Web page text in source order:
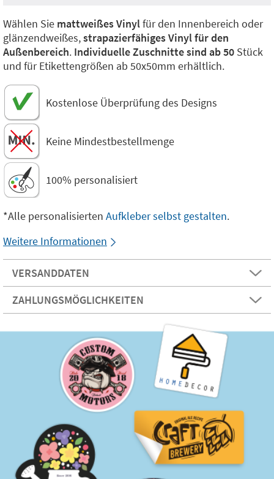
Wählen Sie mattweißes Vinylfür den Innenbereich oder
glänzendweißes,strapazierfähiges Vinyl für den
Außenbereich. Individuelle Zuschnitte sind ab 50 Stück
und für Etikettengrößen ab 50x50mm erhältlich.
Kostenlose Überprüfung des Designs
Keine Mindestbestellmenge
100% personalisiert
*Alle personalisierten Aufkleber selbst gestalten.
Weitere Informationen
VERSANDDATEN
ZAHLUNGSMÖGLICHKEITEN